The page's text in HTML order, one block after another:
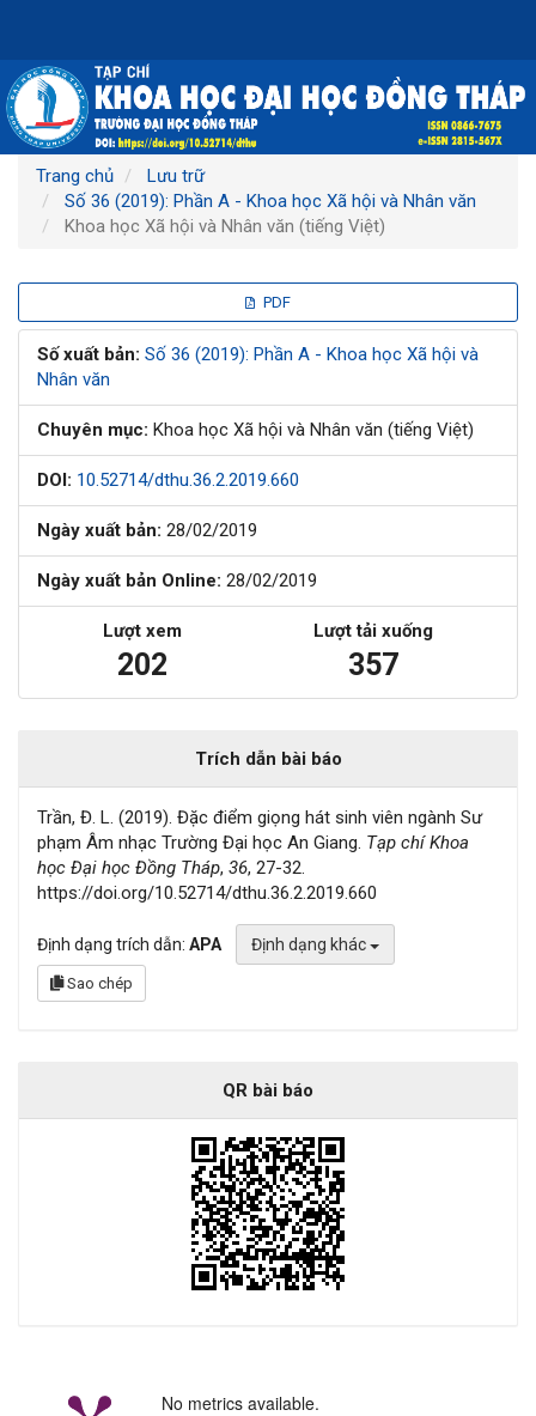
chính
Nội
dung
chính
Thanh
bên
Trang chủ
Lưu trữ
Số 36 (2019): Phần A - Khoa học Xã hội và Nhân văn
Khoa học Xã hội và Nhân văn (tiếng Việt)
bên
bài
viết
PDF
Số xuất bản: Số 36 (2019): Phần A - Khoa học Xã hội và
Nhân văn
Chuyên mục: Khoa học Xã hội và Nhân văn (tiếng Việt)
DOI: 10.52714/dthu.36.2.2019.660
Ngày xuất bản: 28/02/2019
Ngày xuất bản Online: 28/02/2019
Lượt xem
202
Lượt tải xuống
357
Trích dẫn bài báo
Trần, Đ. L. (2019). Đặc điểm giọng hát sinh viên ngành Sư
phạm Âm nhạc Trường Đại học An Giang. Tạp chí Khoa
học Đại học Đồng Tháp, 36, 27-32.
https://doi.org/10.52714/dthu.36.2.2019.660
Định dạng trích dẫn: APA Định dạng khác
Sao chép
QR bài báo
No metrics available.